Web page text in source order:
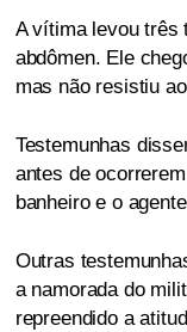
A vítima levou três
abdômen. Ele
mas não resistiu
Testemunhas
antes de
banheiro e o
Outras
a namorada do
repreendido a